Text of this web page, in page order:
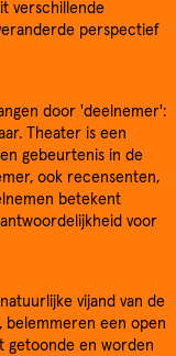
verschillende
perspectief
door 'deelnemer':
Theater is een
gebeurtenis in de
ook recensenten,
betekent
voor
vijand van de
belemmeren een open
getoonde en worden